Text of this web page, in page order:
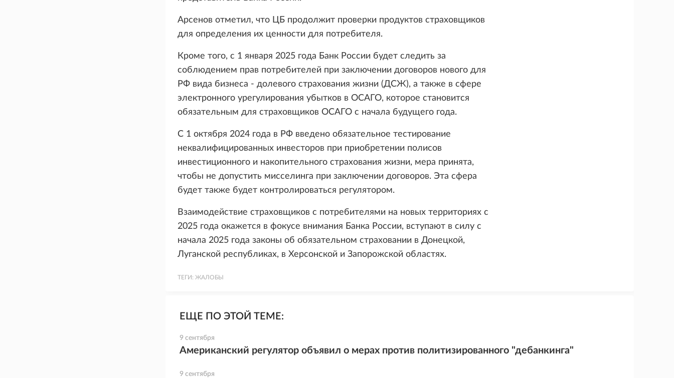
Арсенов отметил, что ЦБ продолжит проверки продуктов страховщиков
для определения их ценности для потребителя.
Кроме того, с 1 января 2025 года Банк России будет следить за
соблюдением прав потребителей при заключении договоров нового для
РФ вида бизнеса - долевого страхования жизни (ДСЖ), а также в сфере
электронного урегулирования убытков в ОСАГО, которое становится
обязательным для страховщиков ОСАГО с начала будущего года.
С 1 октября 2024 года в РФ введено обязательное тестирование
неквалифицированных инвесторов при приобретении полисов
инвестиционного и накопительного страхования жизни, мера принята,
чтобы не допустить мисселинга при заключении договоров. Эта сфера
будет также будет контролироваться регулятором.
Взаимодействие страховщиков с потребителями на новых территориях с
2025 года окажется в фокусе внимания Банка России, вступают в силу с
начала 2025 года законы об обязательном страховании в Донецкой,
Луганской республиках, в Херсонской и Запорожской областях.
ТЕГИ: ЖАЛОБЫ
ЕЩЕ ПО ЭТОЙ ТЕМЕ:
9 сентября
Американский регулятор объявил о мерах против политизированного "дебанкинга"
9 сентября